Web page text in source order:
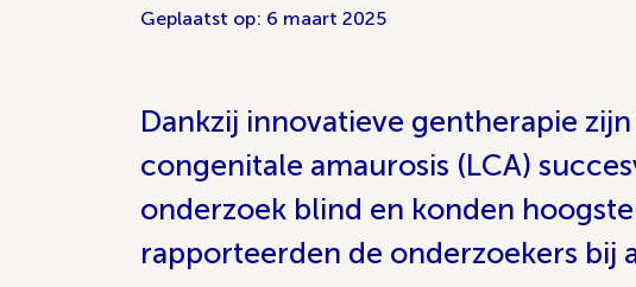
Geplaatst op: 6 maart 2025
Dankzij innovatieve gentherapie
congenitale amaurosis (LCA)
onderzoek blind en konden
rapporteerden de onderzoekers bij